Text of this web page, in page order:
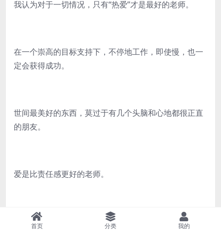
我认为对于一切情况，只有“热爱”才是最好的老师。
在一个崇高的目标支持下，不停地工作，即使慢，也一
定会获得成功。
世间最美好的东西，莫过于有几个头脑和心地都很正直
的朋友。
爱是比责任感更好的老师。
光用专业知识教育人是不够的，通过专业教育，他可以
首页 分类 我的